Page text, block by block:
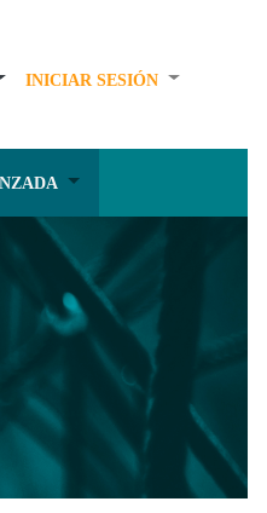
INICIAR SESIÓN